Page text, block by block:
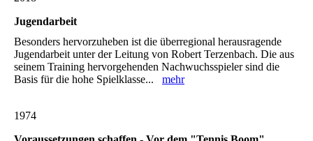
Jugendarbeit
Besonders hervorzuheben ist die überregional herausragende
Jugendarbeit unter der Leitung von Robert Terzenbach. Die aus
seinem Training hervorgehenden Nachwuchsspieler sind die
Basis für die hohe Spielklasse... mehr
1974